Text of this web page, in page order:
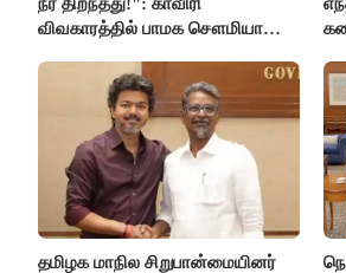
விவகாரத்தில் பாமக சௌமியா
தமிழக மாநில சிறுபான்மையினர்